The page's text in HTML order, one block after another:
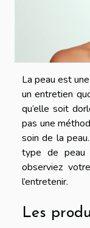
La peau est
un entretien
qu’elle soit
pas une
soin de la
type de
observiez
l’entretenir.
Les